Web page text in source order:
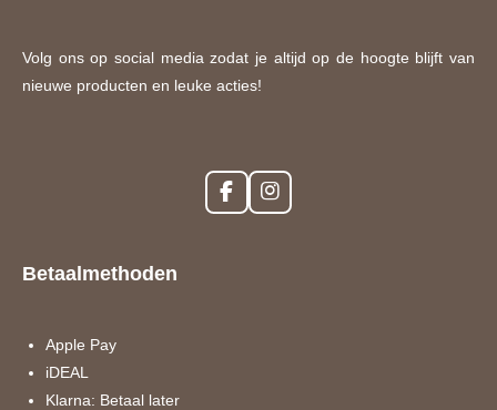
Volg ons op social media zodat je altijd op de hoogte blijft van
nieuwe producten en leuke acties!
F
a
I
n
Betaalmethoden
Apple Pay
iDEAL
Klarna: Betaal later